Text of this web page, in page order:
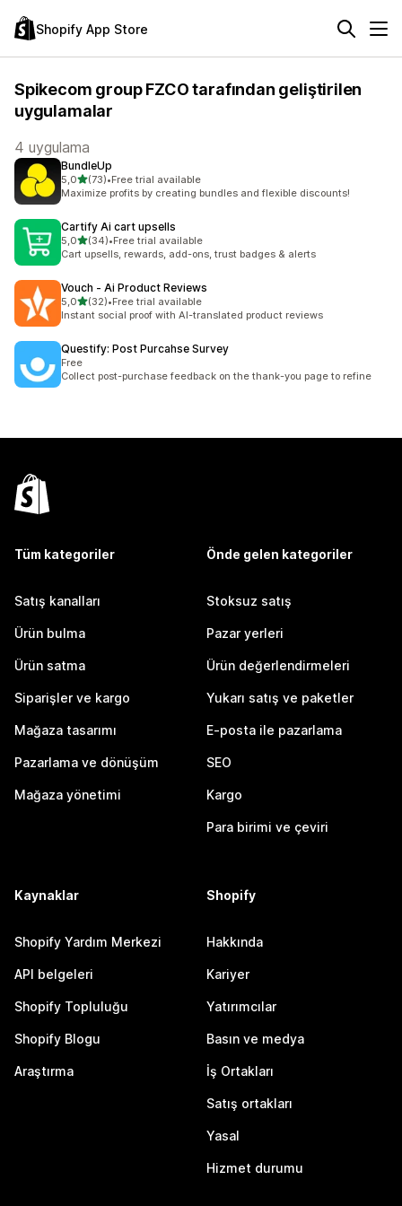
Shopify App Store
Spikecom group FZCO tarafından geliştirilen
uygulamalar
4 uygulama
BundleUp
5,05 yıldız üzerinden
(73)
toplam 73 değerlendirme
•Free trial available
Maximize profits by creating bundles and flexible discounts!
Cartify Ai cart upsells
5,05 yıldız üzerinden
(34)
toplam 34 değerlendirme
•Free trial available
Cart upsells, rewards, add-ons, trust badges & alerts
Vouch ‑ Ai Product Reviews
5,05 yıldız üzerinden
(32)
toplam 32 değerlendirme
•Free trial available
Instant social proof with AI-translated product reviews
Questify: Post Purcahse Survey
Free
Collect post-purchase feedback on the thank-you page to refine
Tüm kategoriler
Satış kanalları
Ürün bulma
Ürün satma
Siparişler ve kargo
Mağaza tasarımı
Pazarlama ve dönüşüm
Mağaza yönetimi
Önde gelen kategoriler
Stoksuz satış
Pazar yerleri
Ürün değerlendirmeleri
Yukarı satış ve paketler
E-posta ile pazarlama
SEO
Kargo
Para birimi ve çeviri
Kaynaklar
Shopify Yardım Merkezi
API belgeleri
Shopify Topluluğu
Shopify Blogu
Araştırma
Shopify
Hakkında
Kariyer
Yatırımcılar
Basın ve medya
İş Ortakları
Satış ortakları
Yasal
Hizmet durumu